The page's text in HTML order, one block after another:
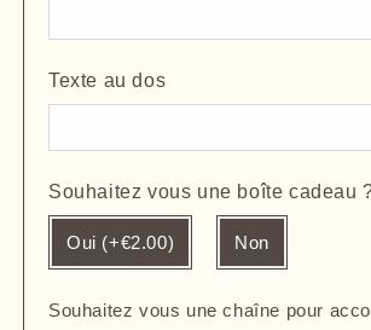
moto
noir
moto
noir
Texte au dos
Souhaitez vous une boîte cadeau
Oui (+€2.00) Non
Souhaitez vous une chaîne pour